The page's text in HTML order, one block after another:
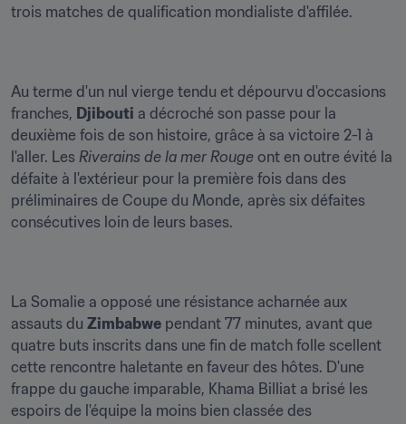
trois matches de qualification mondialiste d'affilée.
Au terme d'un nul vierge tendu et dépourvu d'occasions
franches, Djibouti a décroché son passe pour la
deuxième fois de son histoire, grâce à sa victoire 2-1 à
l'aller. Les Riverains de la mer Rouge ont en outre évité la
défaite à l'extérieur pour la première fois dans des
préliminaires de Coupe du Monde, après six défaites
consécutives loin de leurs bases.
La Somalie a opposé une résistance acharnée aux
assauts du Zimbabwe pendant 77 minutes, avant que
quatre buts inscrits dans une fin de match folle scellent
cette rencontre haletante en faveur des hôtes. D'une
frappe du gauche imparable, Khama Billiat a brisé les
espoirs de l'équipe la moins bien classée des